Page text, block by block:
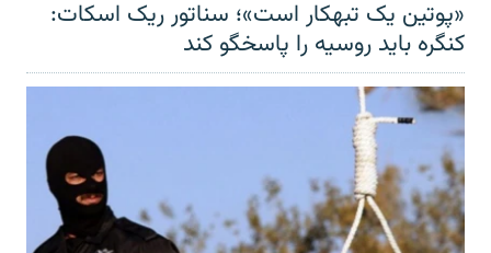
«پوتین یک تبهکار است»؛ سناتور ریک اسکات:
کنگره باید روسیه را پاسخگو کند